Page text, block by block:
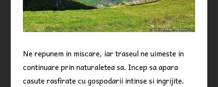
Ne repunem in miscare, iar traseul ne uimeste in
continuare prin naturaletea sa. Incep sa apara
casute rasfirate cu gospodarii intinse si ingrijite.